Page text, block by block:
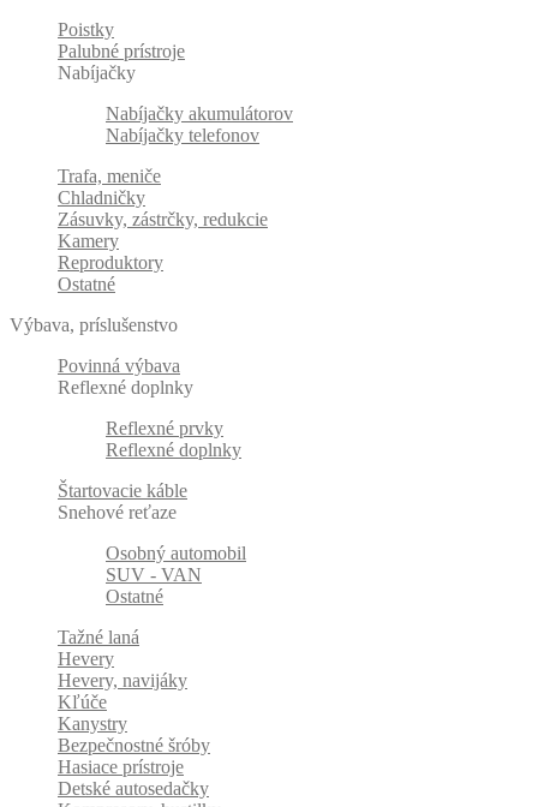
Poistky
Palubné prístroje
Nabíjačky
Nabíjačky akumulátorov
Nabíjačky telefonov
Trafa, meniče
Chladničky
Zásuvky, zástrčky, redukcie
Kamery
Reproduktory
Ostatné
Výbava, príslušenstvo
Povinná výbava
Reflexné doplnky
Reflexné prvky
Reflexné doplnky
Štartovacie káble
Snehové reťaze
Osobný automobil
SUV - VAN
Ostatné
Tažné laná
Hevery
Hevery, navijáky
Kľúče
Kanystry
Bezpečnostné šróby
Hasiace prístroje
Detské autosedačky